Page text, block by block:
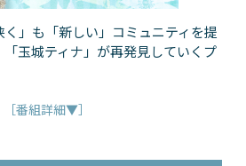
」も「新しい」コミュニティを提
玉城ティナ」が再発見していくプ
［番組詳細▼］